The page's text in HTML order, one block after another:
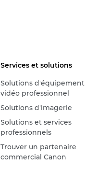
Services et solutions
Solutions d'équipement
vidéo professionnel
Solutions d'imagerie
Solutions et services
professionnels
Trouver un partenaire
commercial Canon